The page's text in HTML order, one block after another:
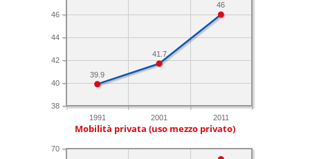
1991 2001 2011
38
40
42
44
46
46
41.7
39.9
Mobilità privata (uso mezzo privato)
70